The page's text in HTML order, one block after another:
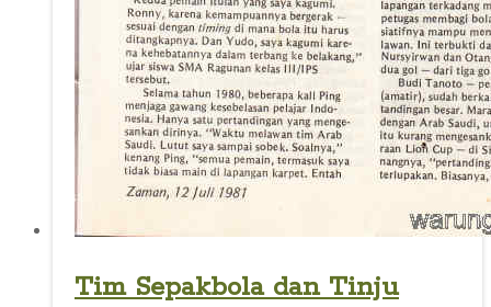
Tim Sepakbola dan Tinju